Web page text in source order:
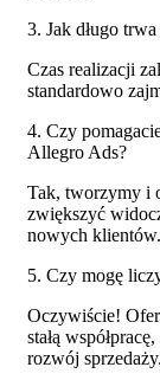
3. Jak długo
Czas realizacji
standardowo
4. Czy
Allegro Ads?
Tak, tworzymy i
zwiększyć
nowych klientów.
5. Czy mogę
Oczywiście!
stałą
rozwój sprzedaży.